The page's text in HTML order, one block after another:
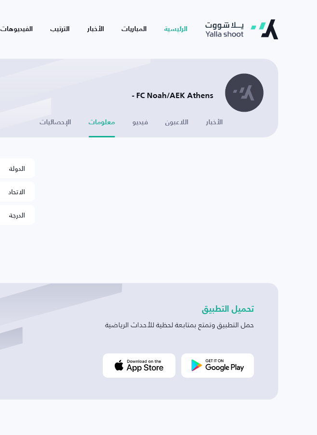
الرئيسية المباريات الأخبار الترتيب الفيديوهات
FC Noah/AEK Athens -
الأخبار اللاعبون فيديو معلومات الإحصائيات
الدولة
الاتحاد
الدرجة
تحميل التطبيق
حمل التطبيق وتمتع بمتابعة لحظية للأحداث الرياضية